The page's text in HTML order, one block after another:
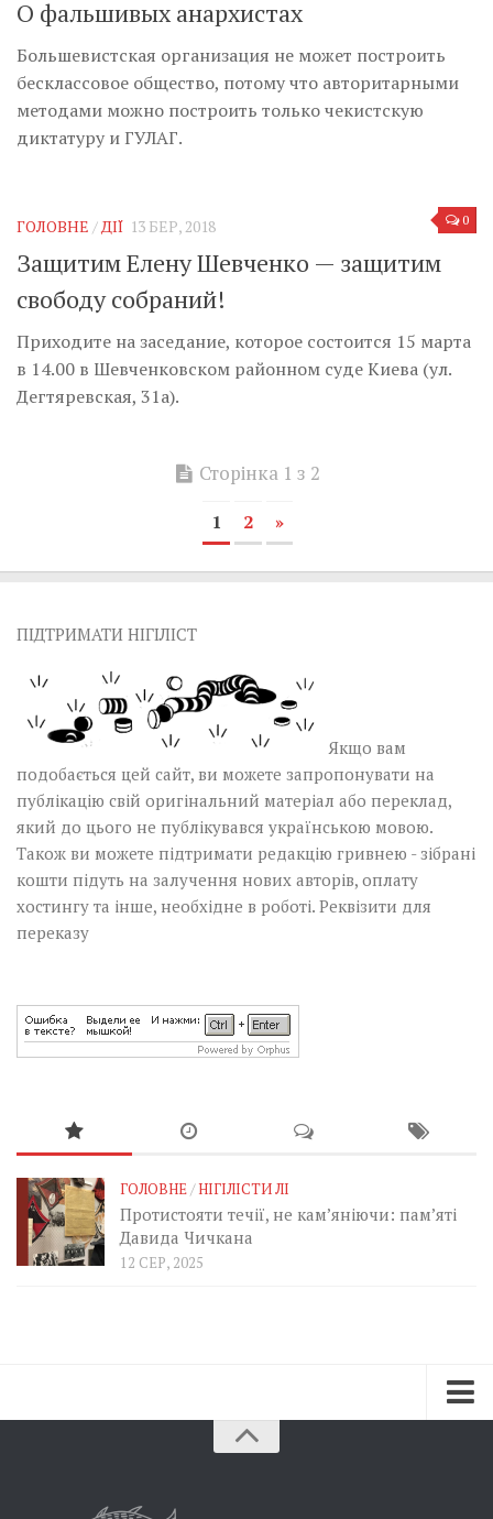
О фальшивых анархистах
Большевистская организация не может построить
бесклассовое общество, потому что авторитарными
методами можно построить только чекистскую
диктатуру и ГУЛАГ.
0
ГОЛОВНЕ / ДІЇ 13 БЕР, 2018
Защитим Елену Шевченко — защитим
свободу собраний!
Приходите на заседание, которое состоится 15 марта
в 14.00 в Шевченковском районном суде Киева (ул.
Дегтяревская, 31а).
Сторінка 1 з 2
1 2 »
ПІДТРИМАТИ НІГІЛІСТ
Якщо вам
подобається цей сайт, ви можете запропонувати на
публікацію свій оригінальний матеріал або переклад,
який до цього не публікувався українською мовою.
Також ви можете підтримати редакцію гривнею - зібрані
кошти підуть на залучення нових авторів, оплату
хостингу та інше, необхідне в роботі. Реквізити для
переказу
ГОЛОВНЕ/НІГІЛІСТИ ЛІ
Протистояти течії, не кам’яніючи: пам’яті
Давида Чичкана
12 СЕР, 2025